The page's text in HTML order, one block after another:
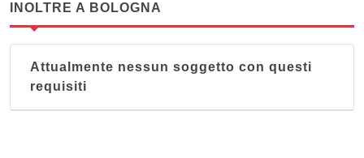
INOLTRE A BOLOGNA
Attualmente nessun soggetto con questi
requisiti